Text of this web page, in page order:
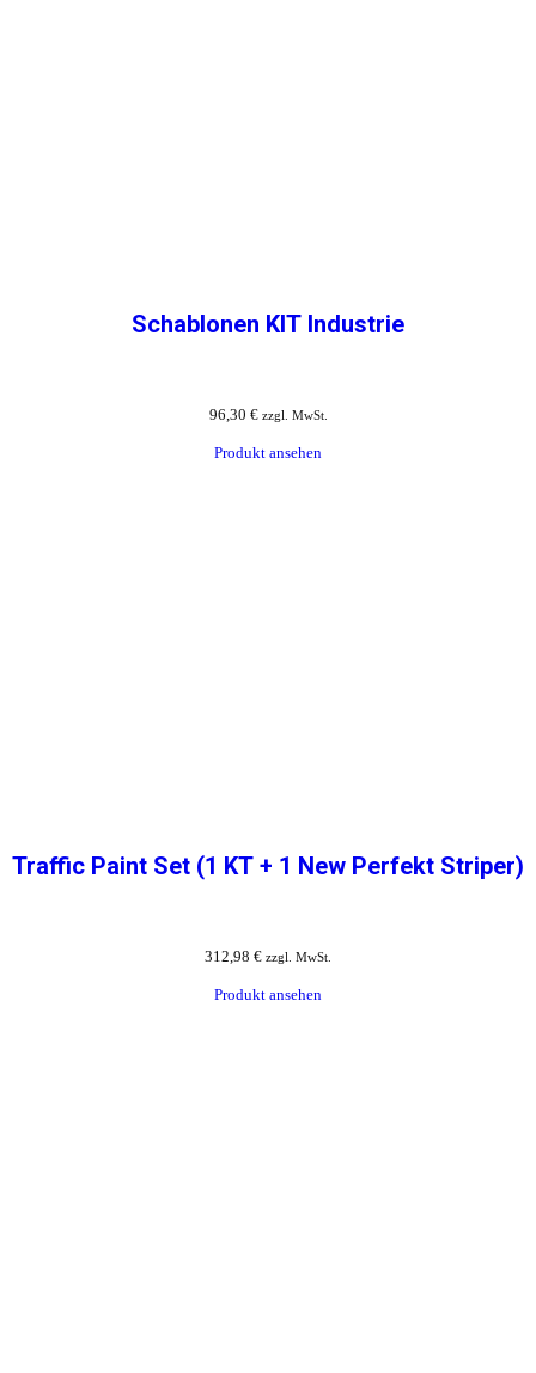
Schablonen KIT Industrie
96,30 € zzgl. MwSt.
Produkt ansehen
Traffic Paint Set (1 KT + 1 New Perfekt Striper)
312,98 € zzgl. MwSt.
Produkt ansehen